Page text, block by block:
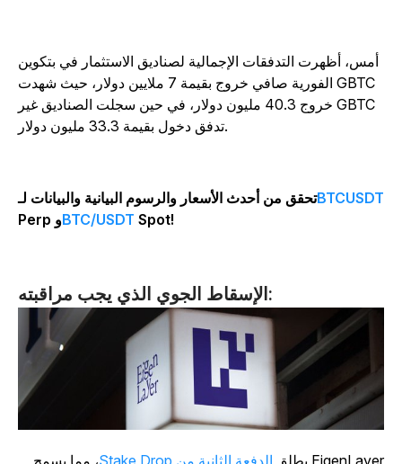
أمس، أظهرت التدفقات الإجمالية لصناديق الاستثمار في بتكوين
الفورية صافي خروج بقيمة 7 ملايين دولار، حيث شهدت GBTC
خروج 40.3 مليون دولار، في حين سجلت الصناديق غير GBTC
تحقق من أحدث الأسعار والرسوم البيانية والبيانات لـ
Perp وBTC/USDTSpot!